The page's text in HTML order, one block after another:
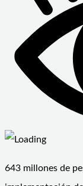
643 millones de